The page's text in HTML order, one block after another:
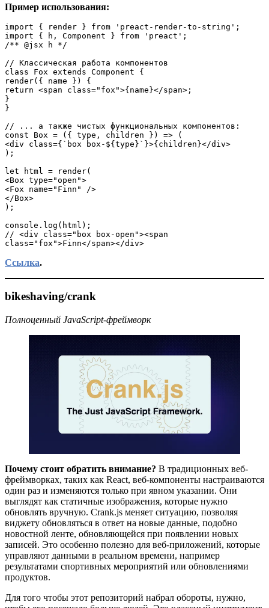
Пример использования:
import { render } from 'preact-render-to-string';
import { h, Component } from 'preact';
/** @jsx h */
// Классическая работа компонентов
class Fox extends Component {
render({ name }) {
return <span class="fox">{name}</span>;
}
}
// ... а также чистых функциональных компонентов:
const Box = ({ type, children }) => (
<div class={`box box-${type}`}>{children}</div>
);
let html = render(
<Box type="open">
<Fox name="Finn" />
</Box>
);
console.log(html);
// <div class="box box-open"><span
class="fox">Finn</span></div>
Ссылка.
bikeshaving/crank
Полноценный JavaScript-фреймворк
Почему стоит обратить внимание? В традиционных веб-
фреймворках, таких как React, веб-компоненты настраиваются
один раз и изменяются только при явном указании. Они
выглядят как статичные изображения, которые нужно
обновлять вручную. Crank.js меняет ситуацию, позволяя
виджету обновляться в ответ на новые данные, подобно
новостной ленте, обновляющейся при появлении новых
записей. Это особенно полезно для веб-приложений, которые
управляют данными в реальном времени, например
результатами спортивных мероприятий или обновлениями
продуктов.
Для того чтобы этот репозиторий набрал обороты, нужно,